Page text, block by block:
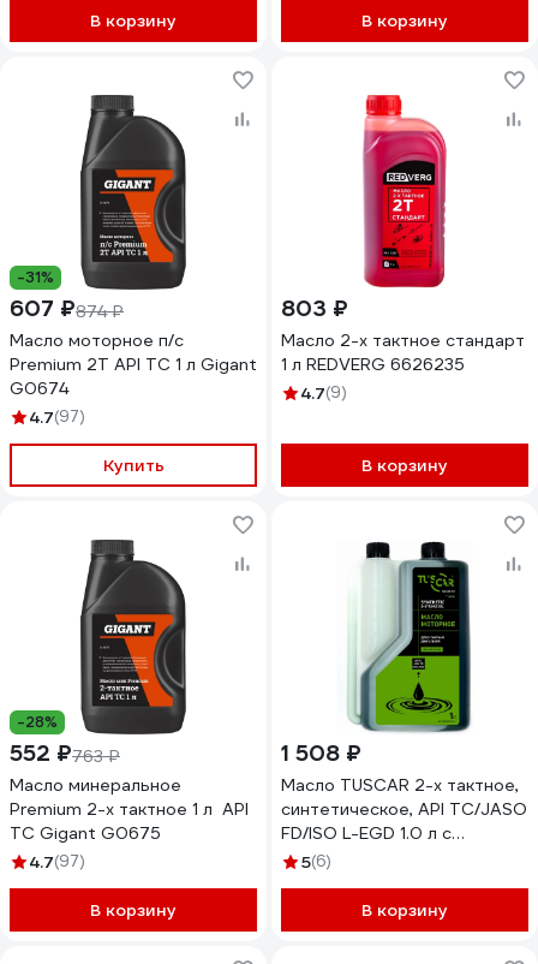
В корзину В корзину
-31%
607 ₽874 ₽
Масло моторное п/с
Premium 2Т API TC 1 л Gigant
G0674
4.7(97)
Купить
803 ₽
Масло 2-х тактное стандарт
1 л REDVERG 6626235
4.7(9)
В корзину
-28%
552 ₽763 ₽
Масло минеральное
Premium 2-х тактное 1 л API
TC Gigant G0675
4.7(97)
В корзину
1 508 ₽
Масло TUSCAR 2-х тактное,
синтетическое, API TC/JASO
FD/ISO L-EGD 1.0 л с
дозатором 301023015-10-2
5(6)
В корзину